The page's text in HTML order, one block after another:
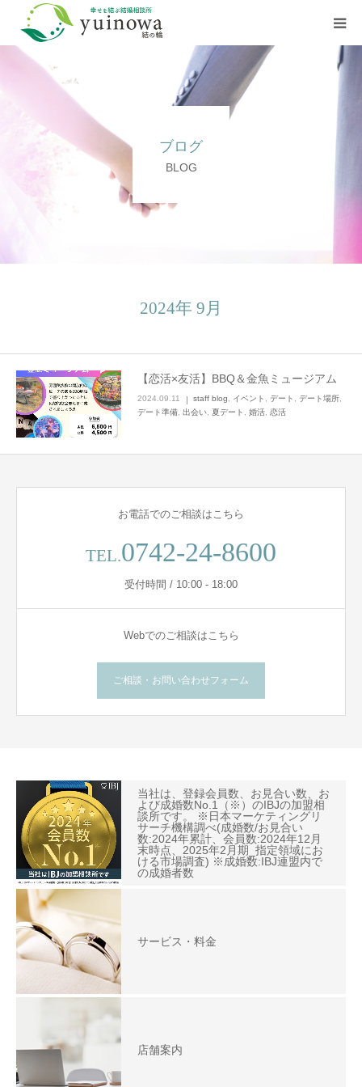
ブログ
BLOG
2024年 9月
【恋活×友活】BBQ＆金魚ミュージアム
2024.09.11 staff blog イベント デート デート場所
デート準備 出会い 夏デート 婚活 恋活
お電話でのご相談はこちら
TEL.0742-24-8600
受付時間 / 10:00 - 18:00
Webでのご相談はこちら
ご相談・お問い合わせフォーム
当社は、登録会員数、お見合い数、お
よび成婚数No.1（※）のIBJの加盟相
談所です。 ※日本マーケティングリ
サーチ機構調べ(成婚数/お見合い
数:2024年累計、会員数:2024年12月
末時点、2025年2月期_指定領域にお
ける市場調査) ※成婚数:IBJ連盟内で
の成婚者数
サービス・料金
店舗案内
HOME
初めての方へ
よくあるご質問